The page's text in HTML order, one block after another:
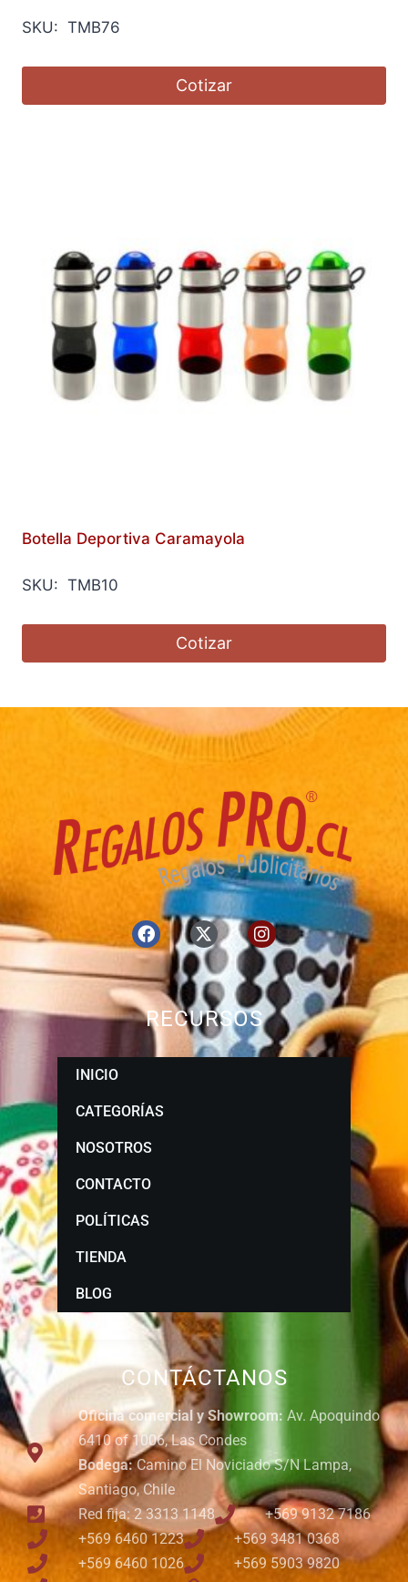
SKU: TMB76
Cotizar
Botella Deportiva Caramayola
SKU: TMB10
Cotizar
CONTÁCTANOS
Oficina comercial y Showroom: Av. Apoquindo
6410 of 1006, Las Condes
Bodega:Camino El Noviciado S/N Lampa,
Santiago, Chile
Red fija: 2 3313 1148
+569 9132 7186
+569 6460 1223
+569 3481 0368
+569 6460 1026
+569 5903 9820
RECURSOS
INICIO
CATEGORÍAS
NOSOTROS
CONTACTO
POLÍTICAS
TIENDA
BLOG